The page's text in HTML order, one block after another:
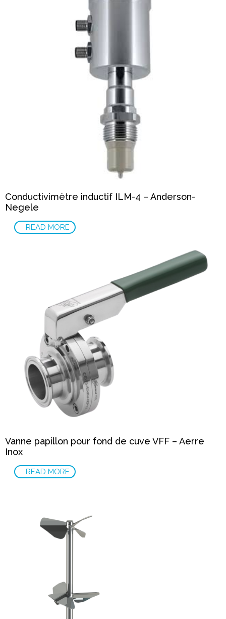
Conductivimètre inductif ILM-4 – Anderson-
Negele
READ MORE
Vanne papillon pour fond de cuve VFF – Aerre
Inox
READ MORE